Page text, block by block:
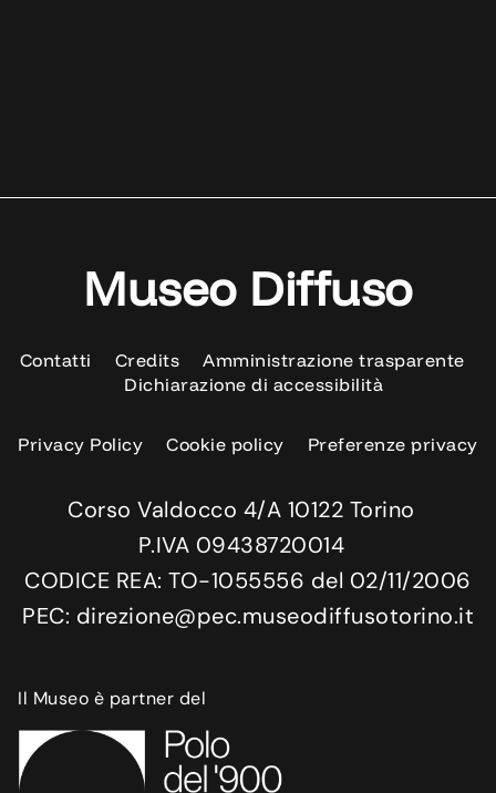
Museo Diffuso
Contatti Credits
Amministrazione trasparente
Dichiarazione di accessibilità
Privacy Policy Cookie policy Preferenze privacy
Corso Valdocco 4/A 10122 Torino
P.IVA 09438720014
CODICE REA: TO-1055556 del 02/11/2006
PEC: direzione@pec.museodiffusotorino.it
Il Museo è partner del